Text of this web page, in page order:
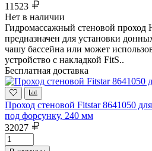
11523
Нет в наличии
Гидромассажный стеновой проход
предназначен для установки
чашу бассейна или может
устройство с накладкой FitS..
Бесплатная доставка
Проход стеновой Fitstar 8641050
под форсунку, 240 мм
32027